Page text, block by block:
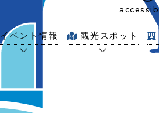
イベント情報 観光スポット